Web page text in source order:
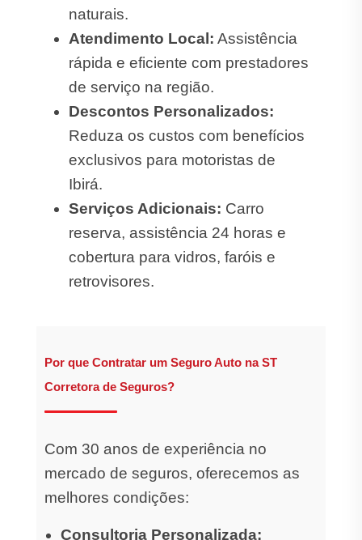
naturais.
Atendimento Local: Assistência
rápida e eficiente com prestadores
de serviço na região.
Descontos Personalizados:
Reduza os custos com benefícios
exclusivos para motoristas de
Ibirá.
Serviços Adicionais: Carro
reserva, assistência 24 horas e
cobertura para vidros, faróis e
retrovisores.
Por que Contratar um Seguro Auto na ST
Corretora de Seguros?
Com 30 anos de experiência no
mercado de seguros, oferecemos as
melhores condições:
Consultoria Personalizada: